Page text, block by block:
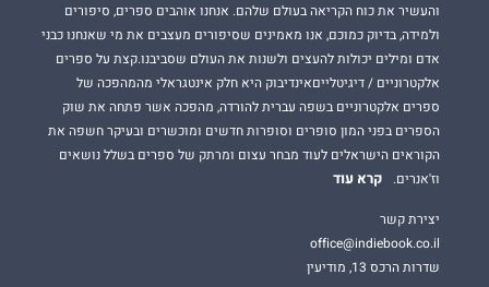
והעשיר את כוח הקריאה בעולם שלהם. אנחנו אוהבים ספרים, סיפורים
ולמידה, בדיוק כמוכם, אנו מאמינים שסיפורים מעצבים את מי שאנחנו כבני
אדם ומילים יכולות להעצים ולשנות את העולם שסביבנו.קצת על ספרים
אלקטרוניים / דיגיטלייםאינדיבוק היא חלק אינטגראלי מהמהפכה של
ספרים אלקטרוניים בשפה עברית להורדה, מהפכה אשר פתחה את שוק
הספרים בפני המון סופרים וסופרות חדשים ומוכשרים ובעיקר חשפה את
הקוראים הישראלים לעוד מבחר עצום ומרתק של ספרים בשלל נושאים
וז'אנרים.
קרא עוד
יצירת קשר
office@indiebook.co.il
שדרות הרכס 13, מודיעין